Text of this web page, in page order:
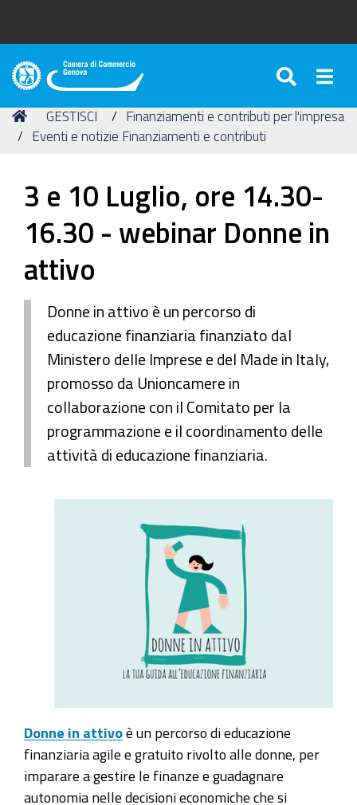
Camera
Commercio
di
Tu
sei
Home
GESTISCI
Finanziamenti e contributi per l'impresa
Eventi e notizie Finanziamenti e contributi
3 e 10 Luglio, ore 14.30-
16.30 - webinar Donne in
attivo
Donne in attivo è un percorso di
educazione finanziaria finanziato dal
Ministero delle Imprese e del Made in Italy,
promosso da Unioncamere in
collaborazione con il Comitato per la
programmazione e il coordinamento delle
attività di educazione finanziaria.
Donne in attivo è un percorso di educazione
finanziaria agile e gratuito rivolto alle donne, per
imparare a gestire le finanze e guadagnare
autonomia nelle decisioni economiche che si